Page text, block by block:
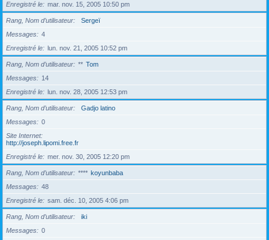
Enregistré le
mar. nov. 15, 2005 10:50 pm
Rang, Nom d’utilisateur
Sergeï
Messages
4
Enregistré le
lun. nov. 21, 2005 10:52 pm
Rang, Nom d’utilisateur ** Tom
Messages
14
Enregistré le
lun. nov. 28, 2005 12:53 pm
Rang, Nom d’utilisateur
Gadjo latino
Messages
0
Site Internet
http://joseph.lipomi.free.fr
Enregistré le
mer. nov. 30, 2005 12:20 pm
Rang, Nom d’utilisateur **** koyunbaba
Messages
48
Enregistré le
sam. déc. 10, 2005 4:06 pm
Rang, Nom d’utilisateur
iki
Messages
0